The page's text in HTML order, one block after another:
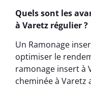
Quels sont les
à Varetz régulier ?
Un Ramonage
optimiser le
ramonage insert à
cheminée à